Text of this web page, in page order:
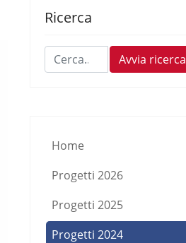
Ricerca
Cerca... Avvia ricerca
Home
Progetti 2026
Progetti 2025
Progetti 2024